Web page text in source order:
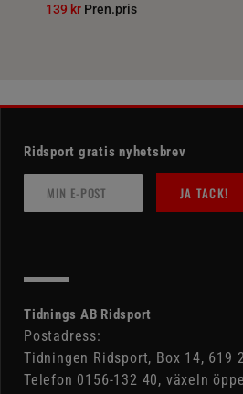
139 kr Pren.pris
Ridsport gratis nyhetsbrev
JA TACK!
Tidnings AB Ridsport
Postadress:
Tidningen Ridsport, Box 14, 619
Telefon 0156-132 40, växeln